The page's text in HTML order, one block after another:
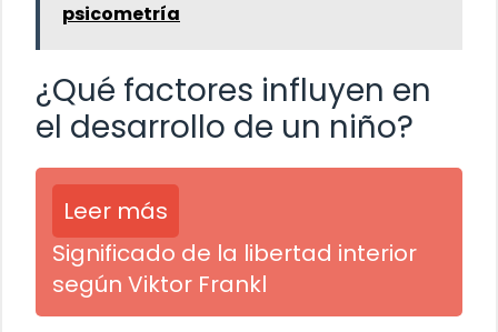
psicometría
¿Qué factores influyen en
el desarrollo de un niño?
Leer más
Significado de la libertad interior
según Viktor Frankl